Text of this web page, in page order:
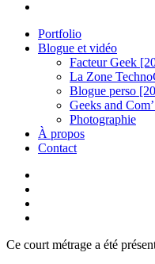
Portfolio
Blogue et vidéo
Facteur Geek
La Zone
Blogue perso
Geeks and
Photographie
À propos
Contact
Ce court métrage a été